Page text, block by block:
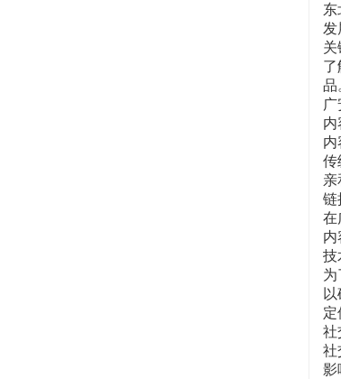
东
发
关
了
品
内
内
传
亲
链
在
内
技
为
定
社
社
影